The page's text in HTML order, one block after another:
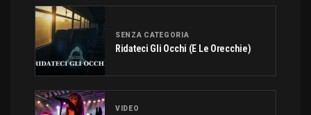
SENZA CATEGORIA
Ridateci Gli Occhi (e Le Orecchie)
VIDEO